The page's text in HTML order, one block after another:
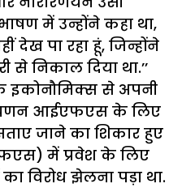
में उन्होंने कहा था,
देख पा रहा हूं, जिन्होंने
निकाल दिया था.’’
से अपनी
आईएफएस के लिए
जाने का शिकार हुए
में प्रवेश के लिए
विरोध झेलना पड़ा था.